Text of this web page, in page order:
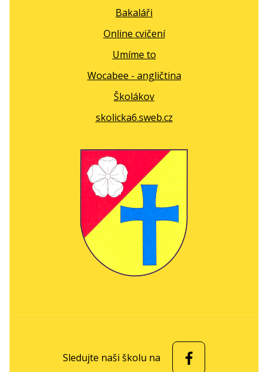
Bakaláři
Online cvičení
Umíme to
Wocabee - angličtina
Školákov
skolicka6.sweb.cz
Sledujte naši školu na